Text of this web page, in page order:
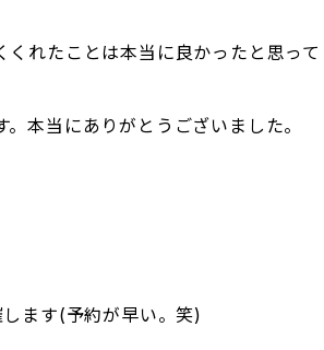
れたことは本当に良かったと思って
本当にありがとうございました。
ます(予約が早い。笑)